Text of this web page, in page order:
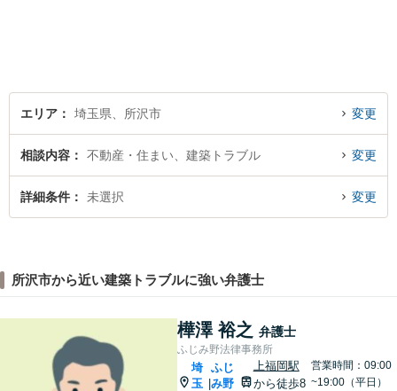
エリア 埼玉県、所沢市 変更
相談内容 不動産・住まい、建築トラブル 変更
詳細条件 未選択 変更
所沢市から近い建築トラブルに強い弁護士
樺澤 裕之 弁護士
ふじみ野法律事務所
埼
玉
ふじ
み野
上福岡駅
から徒歩8
営業時間：09:00
~19:00（平日）